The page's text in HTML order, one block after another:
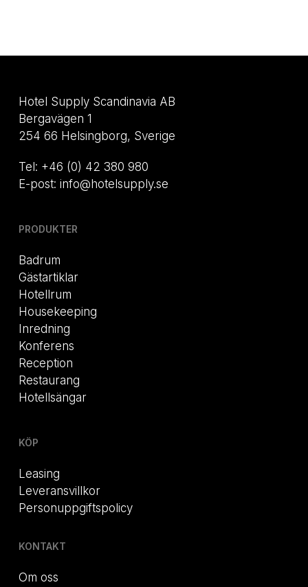
Hotel Supply Scandinavia AB
Bergavägen 1
254 66 Helsingborg, Sverige
Tel: +46 (0) 42 380 980
E-post: info@hotelsupply.se
PRODUKTER
Badrum
Gästartiklar
Hotellrum
Housekeeping
Inredning
Konferens
Reception
Restaurang
Hotellsängar
KÖP
Leasing
Leveransvillkor
Personuppgiftspolicy
KONTAKT
Om oss